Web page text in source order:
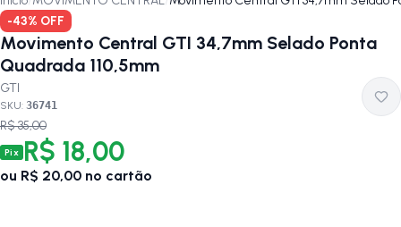
-43% OFF
Movimento Central GTI 34,7mm Selado Ponta
Quadrada 110,5mm
GTI
SKU: 36741
R$ 35,00
Pix R$ 18,00
ou R$ 20,00 no cartão